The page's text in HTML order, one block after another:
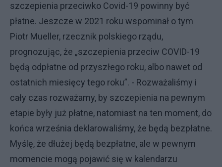
szczepienia przeciwko Covid-19 powinny być
płatne. Jeszcze w 2021 roku wspominał o tym
Piotr Mueller, rzecznik polskiego rządu,
prognozując, że „szczepienia przeciw COVID-19
będą odpłatne od przyszłego roku, albo nawet od
ostatnich miesięcy tego roku”. - Rozważaliśmy i
cały czas rozważamy, by szczepienia na pewnym
etapie były już płatne, natomiast na ten moment, do
końca września deklarowaliśmy, że będą bezpłatne.
Myślę, że dłużej będą bezpłatne, ale w pewnym
momencie mogą pojawić się w kalendarzu